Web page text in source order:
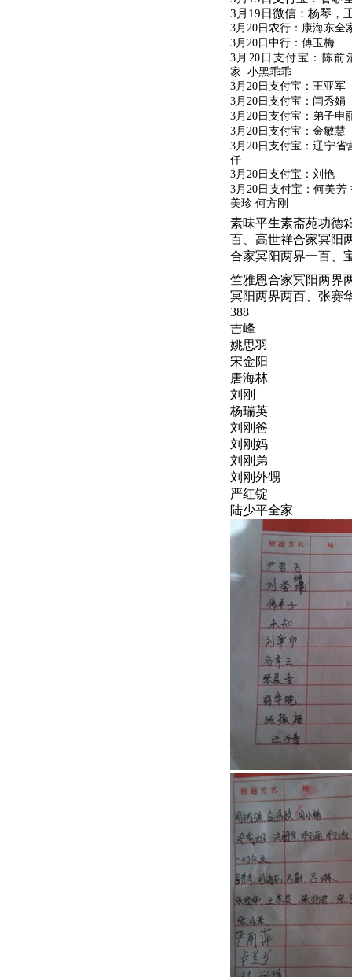
3月19日微信：杨琴，
3月 20 日农行：康海东全
3月 20 日中行：傅玉梅
3月 20日支付宝：陈前
家 小黑乖乖
3月 20 日支付宝：王亚军
3月 20 日支付宝：闫秀娟
3月 20 日支付宝：弟子申
3月 20 日支付宝：金敏慧
3月20 日支付宝：辽宁省
仟
3月 20 日支付宝：刘艳
3月20 日支付宝：何美芳
美珍 何方刚
素味平生素斋苑功德
百、高世祥合家冥阳
合家冥阳两界一百、
竺雅恩合家冥阳两界
冥阳两界两百、张赛
388
吉峰
姚思羽
宋金阳
唐海林
刘刚
杨瑞英
刘刚爸
刘刚妈
刘刚弟
刘刚外甥
严红锭
陆少平全家